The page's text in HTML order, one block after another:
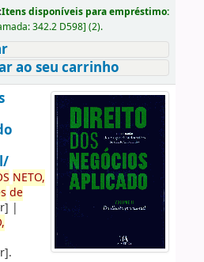
Itens disponíveis para empréstimo:
342.2 D598] (2).
ao seu carrinho
NETO,
de
|
.